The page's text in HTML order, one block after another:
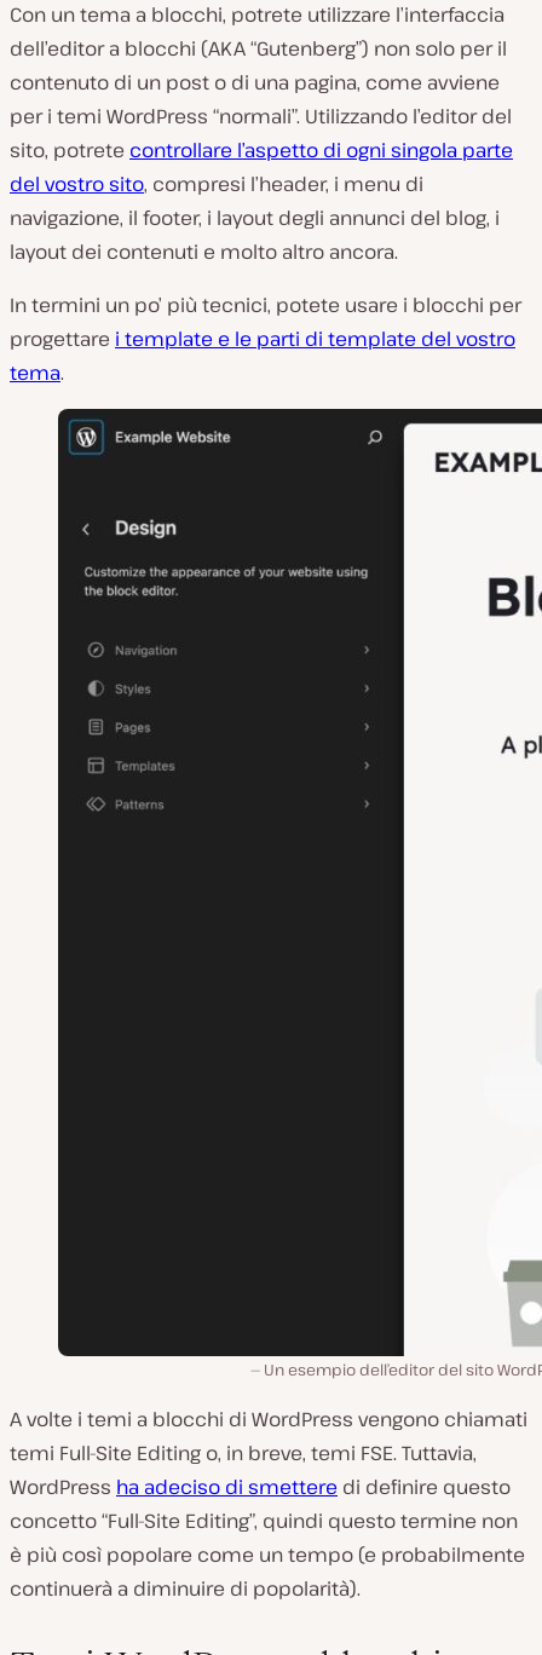
Con un tema a blocchi, potrete utilizzare l’interfaccia
dell’editor a blocchi (AKA “Gutenberg”) non solo per il
contenuto di un post o di una pagina, come avviene
per i temi WordPress “normali”. Utilizzando l’editor del
sito, potrete controllare l’aspetto di ogni singola parte
del vostro sito, compresi l’header, i menu di
navigazione, il footer, i layout degli annunci del blog, i
layout dei contenuti e molto altro ancora.
In termini un po’ più tecnici, potete usare i blocchi per
progettare i template e le parti di template del vostro
tema.
Un esempio dell’editor del sito
A volte i temi a blocchi di WordPress vengono chiamati
temi Full-Site Editing o, in breve, temi FSE. Tuttavia,
WordPress ha adeciso di smettere di definire questo
concetto “Full-Site Editing”, quindi questo termine non
è più così popolare come un tempo (e probabilmente
continuerà a diminuire di popolarità).